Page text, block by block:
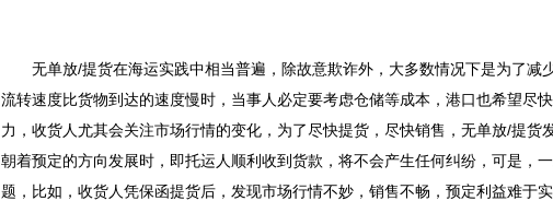
无单放/提货在海运实践中相当普遍，除故意欺诈外，大多数情况下是为了减
流转速度比货物到达的速度慢时，当事人必定要考虑仓储等成本，港口也希望尽
力，收货人尤其会关注市场行情的变化，为了尽快提货，尽快销售，无单放/提货
朝着预定的方向发展时，即托运人顺利收到货款，将不会产生任何纠纷，可是，
题，比如，收货人凭保函提货后，发现市场行情不妙，销售不畅，预定利益难于